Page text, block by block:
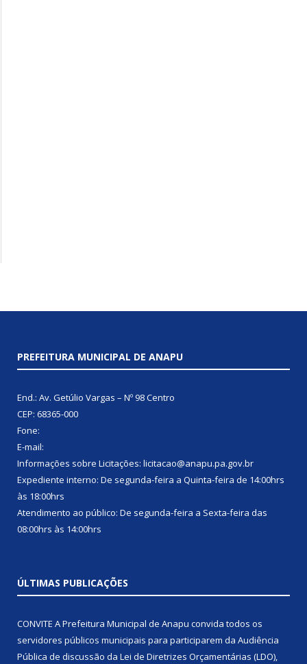
PREFEITURA MUNICIPAL DE ANAPU
End.: Av. Getúlio Vargas – Nº 98 Centro
CEP: 68365-000
Fone:
E-mail:
Informações sobre Licitações: licitacao@anapu.pa.gov.br
Expediente interno: De segunda-feira a Quinta-feira de 14:00hrs
às 18:00hrs
Atendimento ao público: De segunda-feira a Sexta-feira das
08:00hrs às 14:00hrs
ÚLTIMAS PUBLICAÇÕES
CONVITE A Prefeitura Municipal de Anapu convida todos os
servidores públicos municipais para participarem da Audiência
Pública de discussão da Lei de Diretrizes Orçamentárias (LDO),